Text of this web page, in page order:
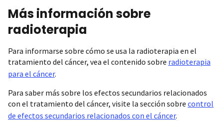
Más información sobre
radioterapia
Para informarse sobre cómo se usa la radioterapia en el
tratamiento del cáncer, vea el contenido sobre radioterapia
para el cáncer.
Para saber más sobre los efectos secundarios relacionados
con el tratamiento del cáncer, visite la sección sobre control
de efectos secundarios relacionados con el cáncer.